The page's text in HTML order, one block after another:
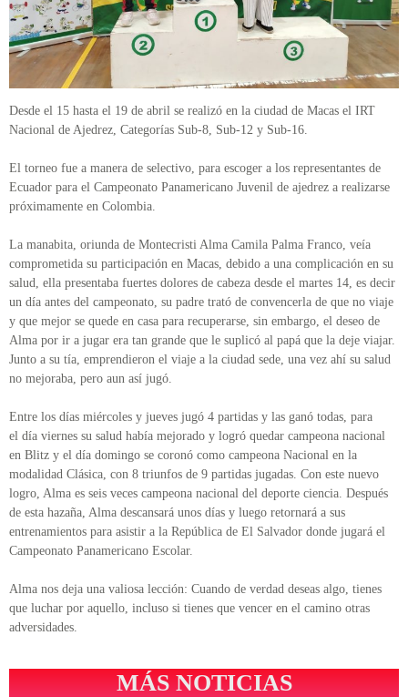
Desde el 15 hasta el 19 de abril se realizó en la ciudad de Macas el IRT
Nacional de Ajedrez, Categorías Sub-8, Sub-12 y Sub-16.
El torneo fue a manera de selectivo, para escoger a los representantes de
Ecuador para el Campeonato Panamericano Juvenil de ajedrez a realizarse
próximamente en Colombia.
La manabita, oriunda de Montecristi Alma Camila Palma Franco, veía
comprometida su participación en Macas, debido a una complicación en su
salud, ella presentaba fuertes dolores de cabeza desde el martes 14, es decir
un día antes del campeonato, su padre trató de convencerla de que no viaje
y que mejor se quede en casa para recuperarse, sin embargo, el deseo de
Alma por ir a jugar era tan grande que le suplicó al papá que la deje viajar.
Junto a su tía, emprendieron el viaje a la ciudad sede, una vez ahí su salud
no mejoraba, pero aun así jugó.
Entre los días miércoles y jueves jugó 4 partidas y las ganó todas, para
el día viernes su salud había mejorado y logró quedar campeona nacional
en Blitz y el día domingo se coronó como campeona Nacional en la
modalidad Clásica, con 8 triunfos de 9 partidas jugadas. Con este nuevo
logro, Alma es seis veces campeona nacional del deporte ciencia. Después
de esta hazaña, Alma descansará unos días y luego retornará a sus
entrenamientos para asistir a la República de El Salvador donde jugará el
Campeonato Panamericano Escolar.
Alma nos deja una valiosa lección: Cuando de verdad deseas algo, tienes
que luchar por aquello, incluso si tienes que vencer en el camino otras
adversidades.
MÁS NOTICIAS